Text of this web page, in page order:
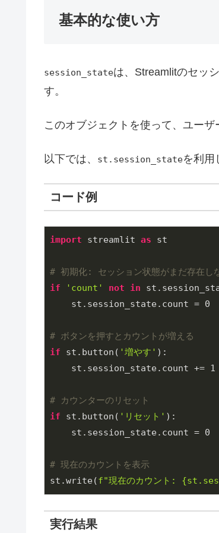
基本的な使い方
session_stateは、Streamlitのセッ
す。
このオブジェクトを使って、ユー
以下では、 st.session_stateを利用
コード例
import streamlit as st
# 初期化: セッション状態がまだ存在し
if
'count' not in
    st.session_state.count =
0
# ボタンを押すとカウントが増える
if st.button( '増やす' ):
    st.session_state.count +=
1
# カウンターのリセット
if st.button( 'リセット' ):
    st.session_state.count =
0
# 現在のカウントを表示
st.write(f"現在のカウント:
実行結果